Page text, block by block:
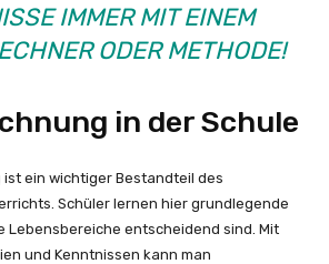
IMMER MIT EINEM
ODER METHODE!
in der Schule
ein wichtiger Bestandteil des
Schüler lernen hier grundlegende
Lebensbereiche entscheidend sind. Mit
und Kenntnissen kann man